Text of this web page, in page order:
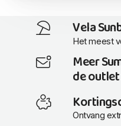
Vela
Het meest
Meer
de
Ontvang